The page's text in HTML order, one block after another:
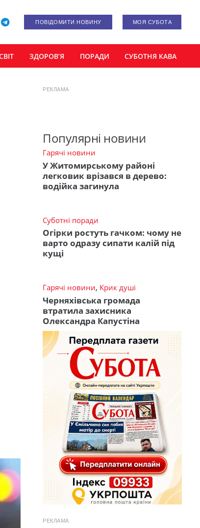
ПОВІДОМИТИ НОВИНУ МОЯ СУБОТА
ЗДОРОВ’Я ПОРАДИ СУБОТНЯ КАВА
РЕКЛАМА
Популярні новини
Гарячі новини
У Житомирському районі
легковик врізався в дерево:
водійка загинула
Суботні поради
Огірки ростуть гачком: чому не
варто одразу сипати калій під
кущі
Гарячі новини, Крик душі
Черняхівська громада
втратила захисника
Олександра Капустіна
РЕКЛАМА